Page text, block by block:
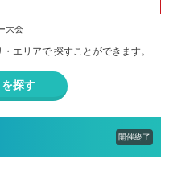
大会
・エリアで 探すことができます。
探す
開催終了